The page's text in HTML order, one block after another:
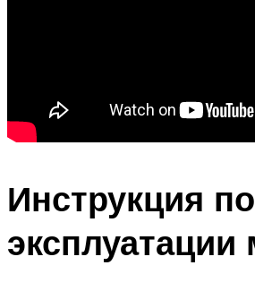
Инструкция по
эксплуатации